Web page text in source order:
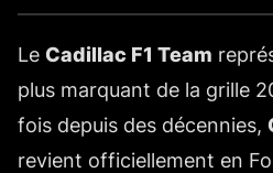
Le Cadillac F1 Team
plus marquant de la grille
fois depuis des décennies,
revient officiellement en